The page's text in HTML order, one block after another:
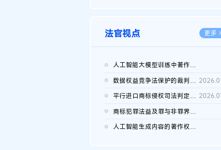
法官视点 更多
人工智能大模型训练中著作权的合理使用
数据权益竞争法保护的裁判路径构建
平行进口商标侵权司法判定规则的困境与纾解
商标犯罪法益及罪与非罪界限研究
人工智能生成内容的著作权司法认定：演进逻辑、现实困境与规则建...